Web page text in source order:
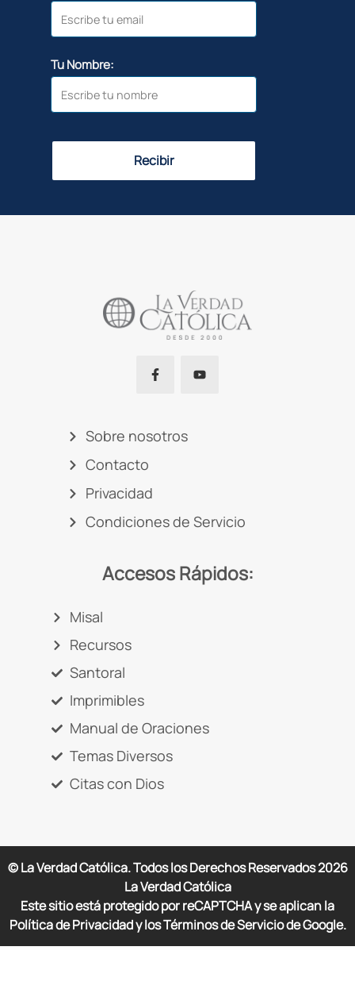
Tu Nombre:
Recibir
Sobre nosotros
Contacto
Privacidad
Condiciones de Servicio
Accesos Rápidos:
Misal
Recursos
Santoral
Imprimibles
Manual de Oraciones
Temas Diversos
Citas con Dios
© La Verdad Católica. Todos los Derechos Reservados2026
La Verdad Católica
Este sitio está protegido por reCAPTCHA y se aplican la
Política de Privacidad y los Términos de Servicio de Google.